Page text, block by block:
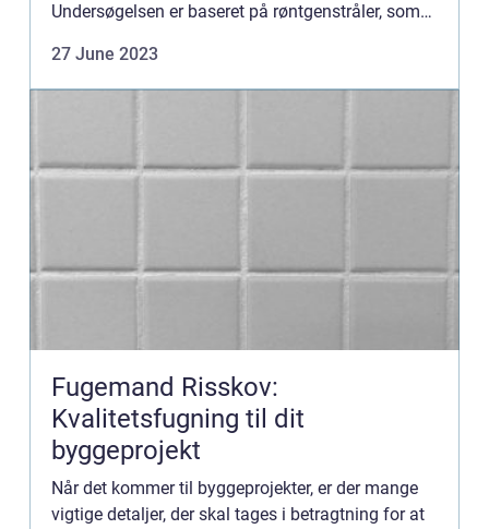
Undersøgelsen er baseret på røntgenstråler, som
27 June 2023
Fugemand Risskov:
Kvalitetsfugning til dit
byggeprojekt
Når det kommer til byggeprojekter, er der mange
vigtige detaljer, der skal tages i betragtning for at